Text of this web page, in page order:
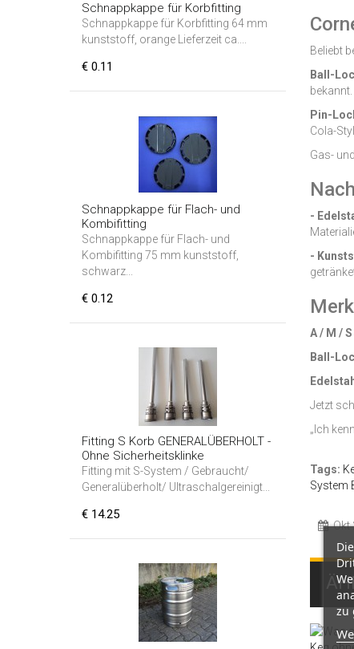
Schnappkappe für Korbfitting
Schnappkappe für Korbfitting 64 mm
kunststoff, orange Lieferzeit ca....
€ 0.11
Schnappkappe für Flach- und
Kombifitting
Schnappkappe für Flach- und
Kombifitting 75 mm kunststoff,
schwarz...
€ 0.12
Fitting S Korb GENERALÜBERHOLT -
Ohne Sicherheitsklinke
Fitting mit S-System / Gebraucht/
Generalüberholt/ Ultraschalgereinigt...
€ 14.25
Beliebt
Ball-
bekannt.
Pin-
Cola-
Gas-
-
-
A / M /
Ball-
Jetzt
„Ich
Tags:
System
Okt
zu